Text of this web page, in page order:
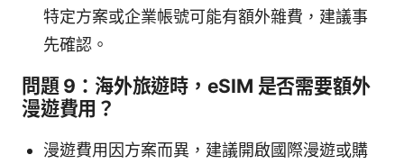
特定方案或企業帳號可能有額外雜費，建議事
先確認。
問題 9：海外旅遊時，eSIM 是否需要額外
漫遊費用？
漫遊費用因方案而異，建議開啟國際漫遊或購